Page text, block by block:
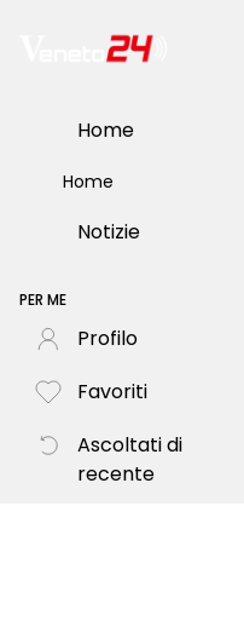
Home
Home
Notizie
PER ME
Profilo
Favoriti
Ascoltati di
recente